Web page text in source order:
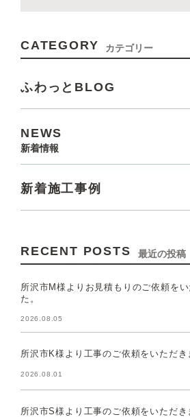
CATEGORY カテゴリー
ふわっとBLOG
NEWS
新着情報
新着施工事例
RECENT POSTS 最近の投稿
所沢市M様よりお見積もりのご依頼を
た。
2026.08.05
所沢市K様より工事のご依頼をいただき
2026.08.01
所沢市S様より工事のご依頼をいただき